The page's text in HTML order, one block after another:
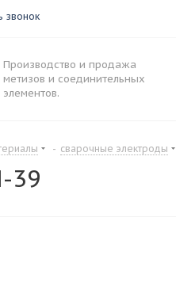
звонок
Производство и продажа
метизов и соединительных
элементов.
- сварочные электроды
39